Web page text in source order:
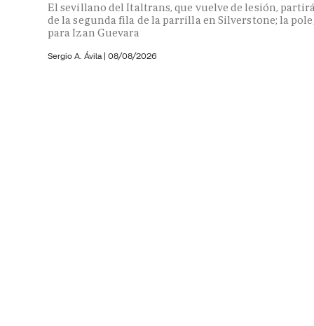
El sevillano del Italtrans, que vuelve de lesión,
de la segunda fila de la parrilla en Silverstone; la
para Izan Guevara
Sergio A. Ávila | 08/08/2026